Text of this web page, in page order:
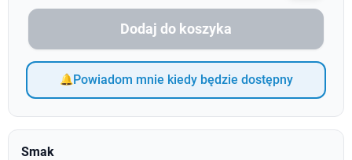
Dodaj do koszyka
Powiadom mnie kiedy będzie dostępny
Smak